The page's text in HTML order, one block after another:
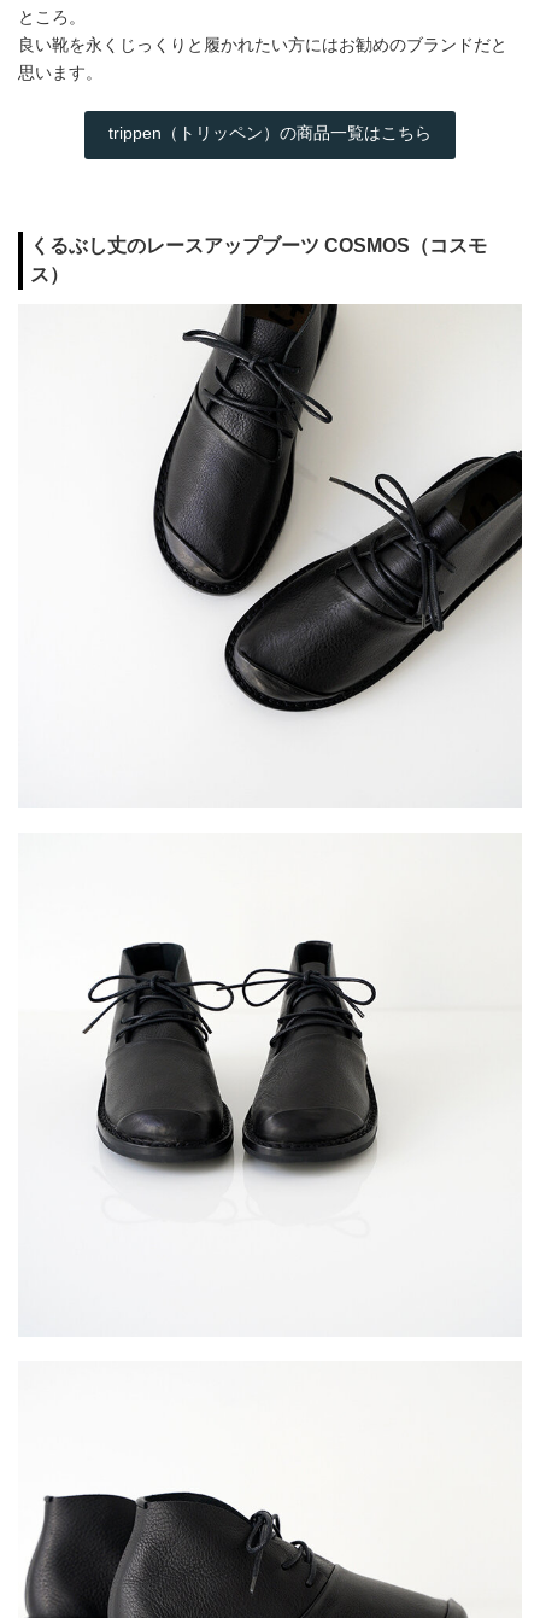
ところ。
良い靴を永くじっくりと履かれたい方にはお勧めのブランドだと
思います。
trippen（トリッペン）の商品一覧はこちら
くるぶし丈のレースアップブーツ COSMOS（コスモ
ス）